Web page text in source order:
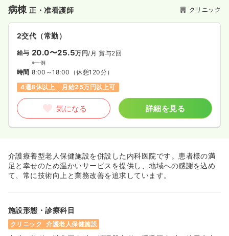
病棟正・准看護師 クリニック
2交代（常勤）
給与 20.0〜25.5万円/月 賞与2回
※一例
時間 8:00～18:00 （休憩120分）
4週8休以上
月給25万円以上可
気になる 詳細を見る
介護療養型老人保健施設を併設した内科医院です。患者様の満
足と幸せのため温かいサービスを提供し、地域への感謝を込め
て、常に技術向上と業務改善を追求しています。
施設形態・診療科目
クリニック 介護老人保健施設